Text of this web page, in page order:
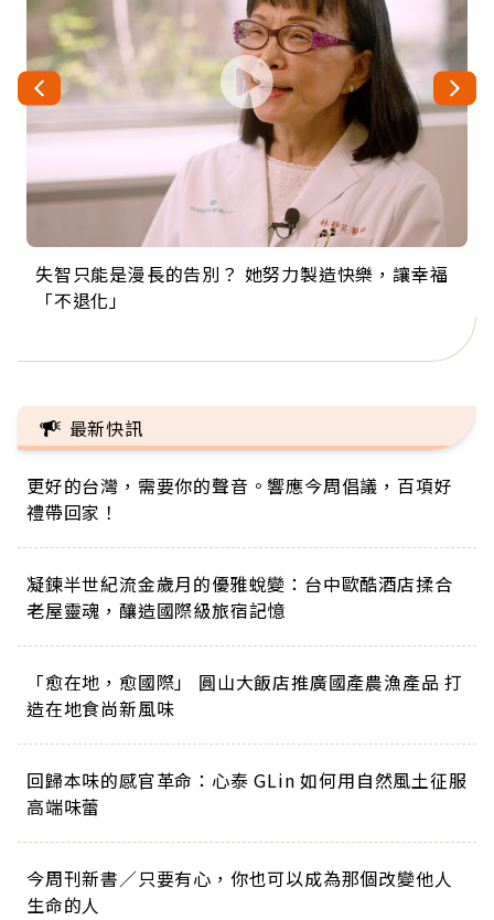
失智只能是漫長的告別？ 她努力製造快樂，讓幸福
「不退化」
來自剛果的巧克力神父 為台灣奉獻36年 「台灣是我
的家，我連作夢都講台語！」
63歲卸矽谷副總、搬回台灣找快樂！「蛋黃哥小
丑」走進安養院，逗樂上萬爺奶：退休後才開始真
104歲打破金氏世界紀錄 成為全球最年長羽球選
手，分享長壽的秘密原來是「這個」
事業巔峰他選擇追夢…黑手阿伯拉小提琴還登上小
巨蛋！連CNN都大讚！
最新快訊
更好的台灣，需要你的聲音。響應今周倡議，百項好
禮帶回家！
凝鍊半世紀流金歲月的優雅蛻變：台中歐酷酒店揉合
老屋靈魂，釀造國際級旅宿記憶
「愈在地，愈國際」 圓山大飯店推廣國產農漁產品 打
造在地食尚新風味
回歸本味的感官革命：心泰 GLin 如何用自然風土征服
高端味蕾
今周刊新書／只要有心，你也可以成為那個改變他人
生命的人